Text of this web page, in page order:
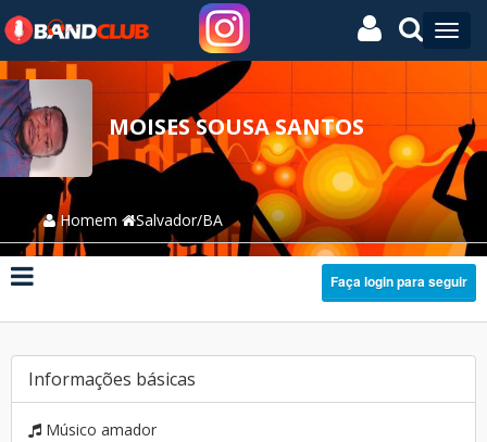
MOISES SOUSA SANTOS
Homem Salvador/BA
Faça login para seguir
Informações básicas
Músico amador